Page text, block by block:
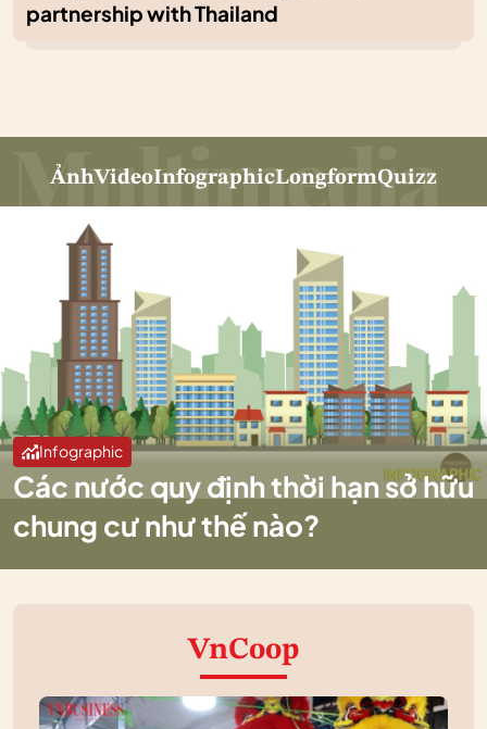
partnership with Thailand
ẢnhVideoInfographicLongformQuizz
Infographic
Các nước quy định thời hạn sở hữu
chung cư như thế nào?
VnCoop